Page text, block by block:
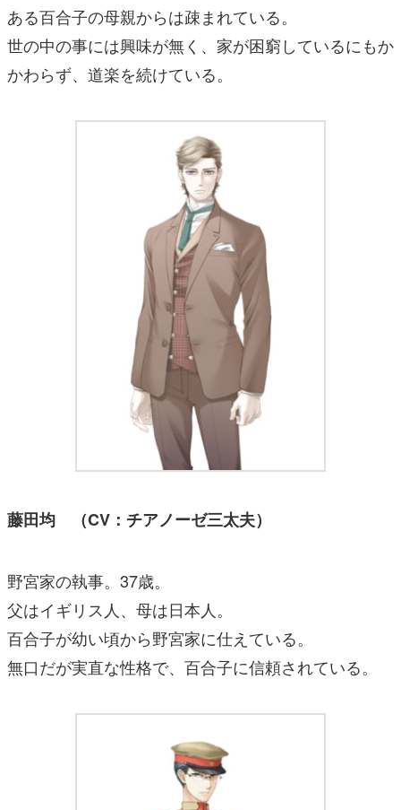
ある百合子の母親からは疎まれている。
世の中の事には興味が無く、家が困窮しているにもか
かわらず、道楽を続けている。
藤田均 （CV：チアノーゼ三太夫）
野宮家の執事。37歳。
父はイギリス人、母は日本人。
百合子が幼い頃から野宮家に仕えている。
無口だが実直な性格で、百合子に信頼されている。